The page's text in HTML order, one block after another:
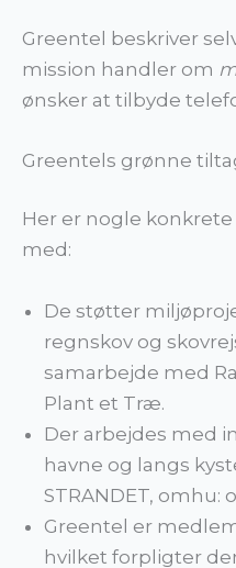
Greentel beskriver
mission handler om
ønsker at tilbyde
Greentels grønne
Her er nogle
med:
De støtter
regnskov og
samarbejde med
Plant et Træ.
Der arbejdes med
havne og langs
STRANDET, omhu:
Greentel er
hvilket forpligter